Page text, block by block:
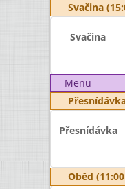
Svačina
Svačina
Menu
Přesnídávka
Oběd